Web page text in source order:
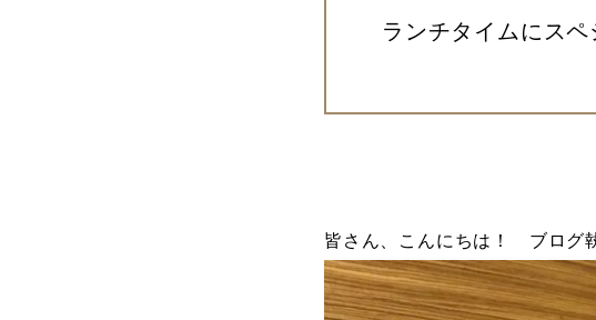
ランチタイムにス
皆さん、こんにちは！ ブログ